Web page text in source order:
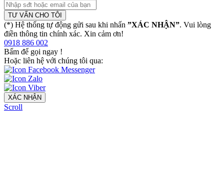
TƯ VẤN CHO TÔI
(*) Hệ thống tự động gửi sau khi nhấn ”XÁC NHẬN”. Vui lòng
điền thông tin chính xác. Xin cảm ơn!
0918 886 002
Bấm để gọi ngay !
Hoặc liên hệ với chúng tôi qua:
XÁC NHẬN
Scroll